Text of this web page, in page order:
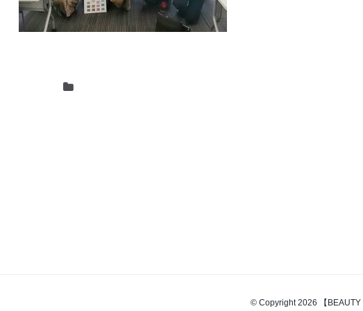
© Copyright 2026 【BEAUTY